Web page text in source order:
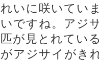
れいに咲いてい
いですね。アジ
匹が見とれてい
がアジサイがき